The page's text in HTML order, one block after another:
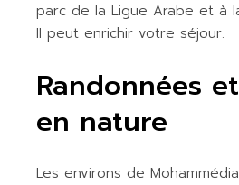
parc de la Ligue Arabe et à
II peut enrichir votre séjour.
Randonnées
en nature
Les environs de